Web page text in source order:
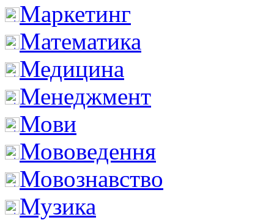
Маркетинг
Математика
Медицина
Менеджмент
Мови
Мововедення
Мовознавство
Музика